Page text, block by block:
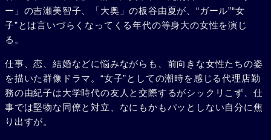
える。もう“ガール”ではないのかもしれない。それでも彼女
たちは懸命に女として人生と向き合う。
ー」の吉瀬美智子、「大奥」の板谷由夏が、“ガール”“女
子”とは言いづらくなってくる年代の等身大の女性を演じ
る。
仕事、恋、結婚などに悩みながらも、前向きな女性たちの姿
を描いた群像ドラマ。“女子”としての潮時を感じる代理店勤
務の由紀子は大学時代の友人と交際するがシックリこず、仕
事では堅物な同僚と対立、なにもかもパッとしない自分に焦
り出すが。